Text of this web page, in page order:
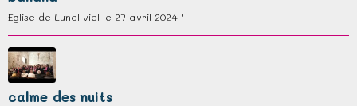
Eglise de Lunel viel le 27 avril 2024 "
calme des nuits